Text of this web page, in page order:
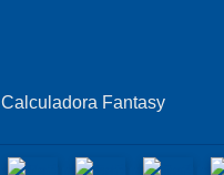
Calculadora Fantasy